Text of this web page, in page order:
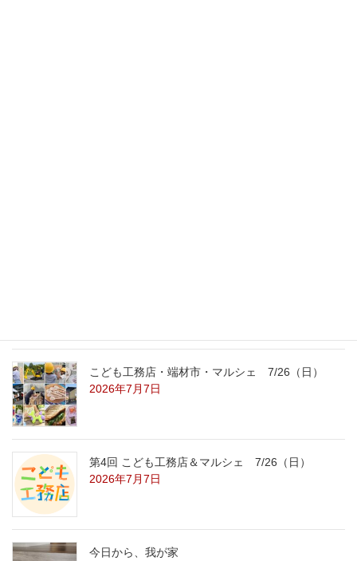
こども工務店・端材市・マルシェ 7/26（日）
2026年7月7日
第4回 こども工務店＆マルシェ 7/26（日）
2026年7月7日
今日から、我が家